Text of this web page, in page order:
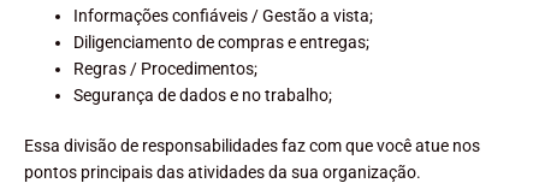
Informações confiáveis / Gestão a vista;
Diligenciamento de compras e entregas;
Regras / Procedimentos;
Segurança de dados e no trabalho;
Essa divisão de responsabilidades faz com que você atue nos
pontos principais das atividades da sua organização.